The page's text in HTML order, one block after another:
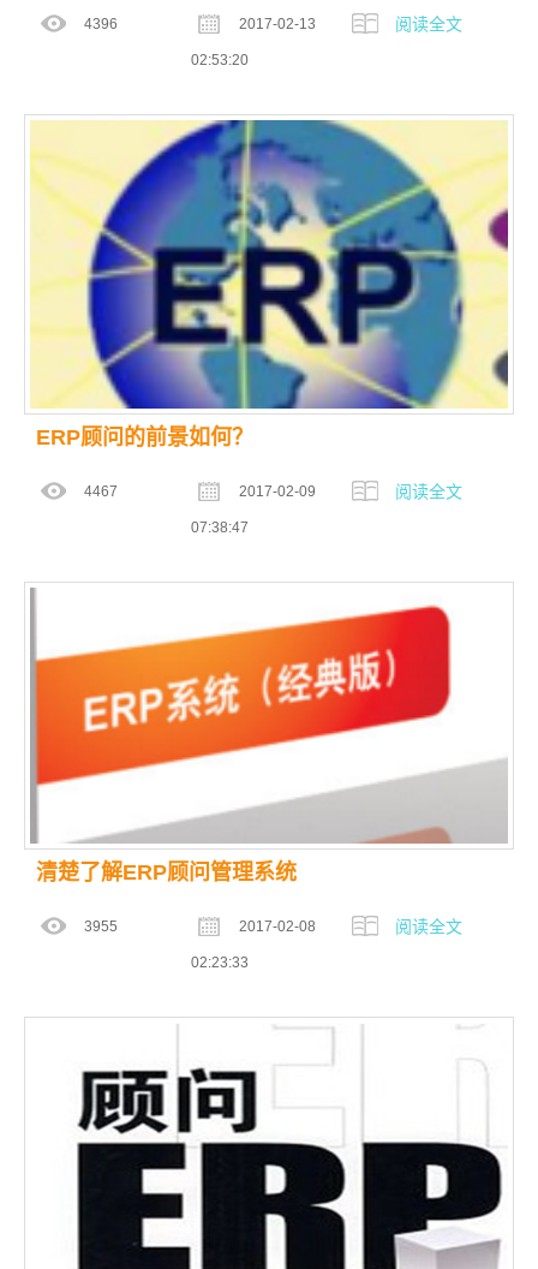
4396 2017-02-13
02:53:20
阅读全文
ERP顾问的前景如何？
4467 2017-02-09
07:38:47
阅读全文
清楚了解ERP顾问管理系统
3955 2017-02-08
02:23:33
阅读全文